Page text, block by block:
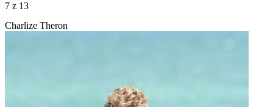
7 z 13
Charlize Theron